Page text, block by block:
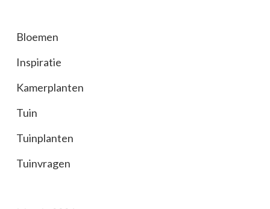
Bloemen
Inspiratie
Kamerplanten
Tuin
Tuinplanten
Tuinvragen